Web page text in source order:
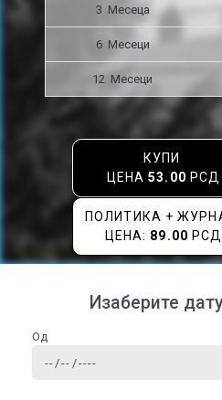
3 Месецa
6 Месеци
12 Месеци
КУПИ
ЦЕНА53.00 РСД
ПОЛИТИКА +
ЦЕНА: 89.00 РСД
Изаберите
Од